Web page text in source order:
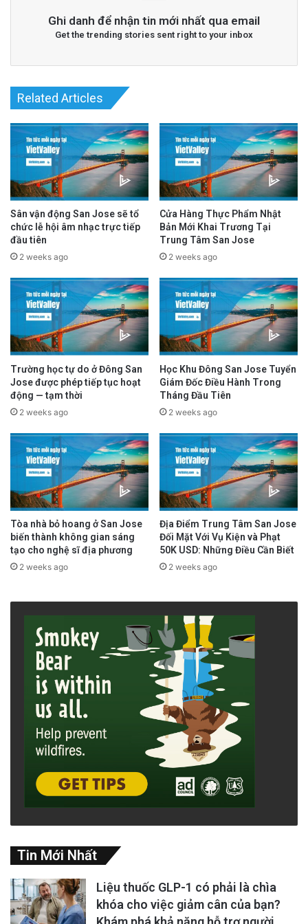
Ghi danh để nhận tin mới nhất qua email
Get the trending stories sent right to your inbox
Related Articles
Sân vận động San Jose sẽ tổ
chức lễ hội âm nhạc trực tiếp
đầu tiên
2 weeks ago
Cửa Hàng Thực Phẩm Nhật
Bản Mới Khai Trương Tại
Trung Tâm San Jose
2 weeks ago
Trường học tự do ở Đông San
Jose được phép tiếp tục hoạt
động — tạm thời
2 weeks ago
Học Khu Đông San Jose Tuyển
Giám Đốc Điều Hành Trong
Tháng Đầu Tiên
2 weeks ago
Tòa nhà bỏ hoang ở San Jose
biến thành không gian sáng
tạo cho nghệ sĩ địa phương
2 weeks ago
Địa Điểm Trung Tâm San Jose
Đối Mặt Với Vụ Kiện và Phạt
50K USD: Những Điều Cần Biết
2 weeks ago
Tin Mới Nhất
Liệu thuốc GLP-1 có phải là chìa
khóa cho việc giảm cân của bạn?